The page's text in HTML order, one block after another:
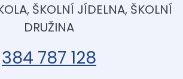
ŠKOLNÍ JÍDELNA, ŠKOLNÍ
DRUŽINA
384 787 128